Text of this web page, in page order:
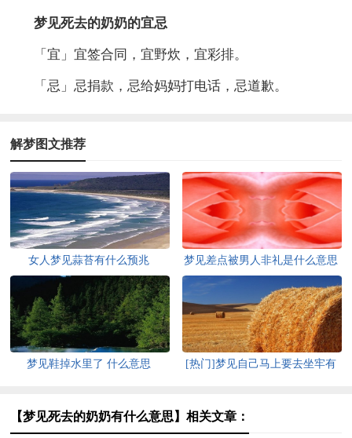
梦见死去的奶奶的宜忌
「宜」宜签合同，宜野炊，宜彩排。
「忌」忌捐款，忌给妈妈打电话，忌道歉。
解梦图文推荐
女人梦见蒜苔有什么预兆 梦见差点被男人非礼是什么意思
梦见鞋掉水里了 什么意思
[热门]梦见自己马上要去坐牢有
【梦见死去的奶奶有什么意思】相关文章：